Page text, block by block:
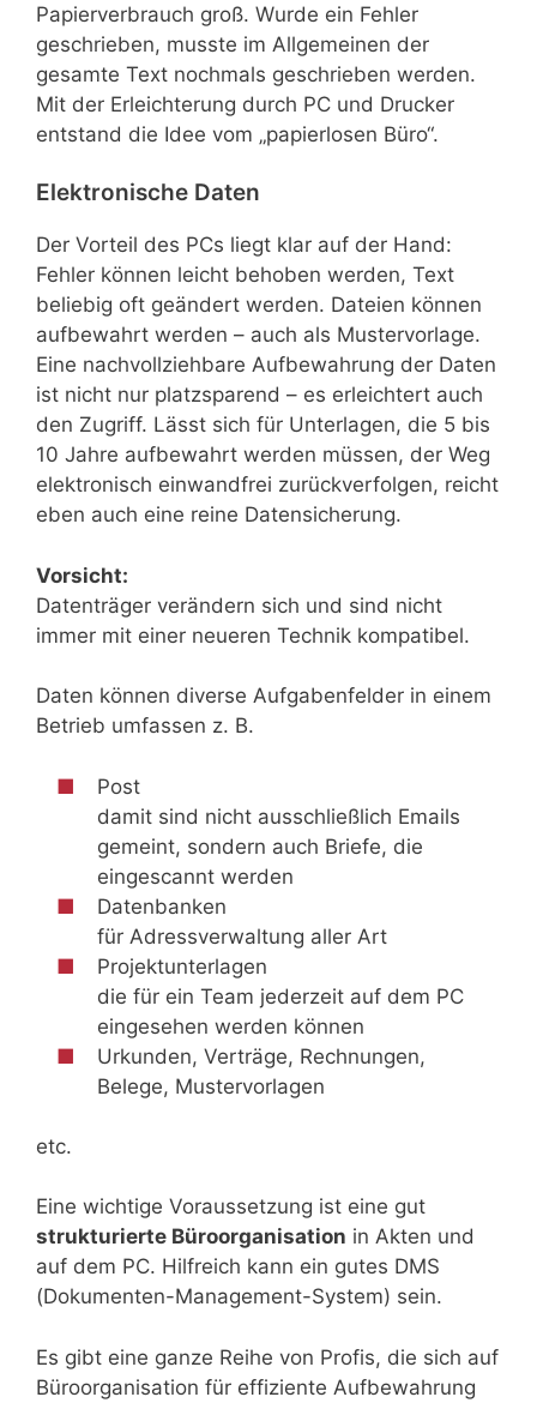
Papierverbrauch groß. Wurde ein Fehler
geschrieben, musste im Allgemeinen der
gesamte Text nochmals geschrieben werden.
Mit der Erleichterung durch PC und Drucker
entstand die Idee vom „papierlosen Büro“.
Elektronische Daten
Der Vorteil des PCs liegt klar auf der Hand:
Fehler können leicht behoben werden, Text
beliebig oft geändert werden. Dateien können
aufbewahrt werden – auch als Mustervorlage.
Eine nachvollziehbare Aufbewahrung der Daten
ist nicht nur platzsparend – es erleichtert auch
den Zugriff. Lässt sich für Unterlagen, die 5 bis
10 Jahre aufbewahrt werden müssen, der Weg
elektronisch einwandfrei zurückverfolgen, reicht
eben auch eine reine Datensicherung.
Vorsicht:
Datenträger verändern sich und sind nicht
immer mit einer neueren Technik kompatibel.
Daten können diverse Aufgabenfelder in einem
Betrieb umfassen z. B.
Post
damit sind nicht ausschließlich Emails
gemeint, sondern auch Briefe, die
eingescannt werden
Datenbanken
für Adressverwaltung aller Art
Projektunterlagen
die für ein Team jederzeit auf dem PC
eingesehen werden können
Urkunden, Verträge, Rechnungen,
Belege, Mustervorlagen
etc.
Eine wichtige Voraussetzung ist eine gut
strukturierte Büroorganisation in Akten und
auf dem PC. Hilfreich kann ein gutes DMS
(Dokumenten-Management-System) sein.
Es gibt eine ganze Reihe von Profis, die sich auf
Büroorganisation für effiziente Aufbewahrung